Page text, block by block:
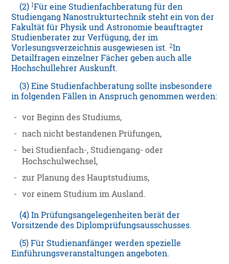
(2)1Für eine Studienfachberatung für den
Studiengang Nanostrukturtechnik steht ein von der
Fakultät für Physik und Astronomie beauftragter
Studienberater zur Verfügung, der im
Vorlesungsverzeichnis ausgewiesen ist.2In
Detailfragen einzelner Fächer geben auch alle
Hochschullehrer Auskunft.
(3) Eine Studienfachberatung sollte insbesondere
in folgenden Fällen in Anspruch genommen werden:
- vor Beginn des Studiums,
- nach nicht bestandenen Prüfungen,
- bei Studienfach-, Studiengang- oder
Hochschulwechsel,
- zur Planung des Hauptstudiums,
- vor einem Studium im Ausland.
(4) In Prüfungsangelegenheiten berät der
Vorsitzende des Diplomprüfungsausschusses.
(5) Für Studienanfänger werden spezielle
Einführungsveranstaltungen angeboten.